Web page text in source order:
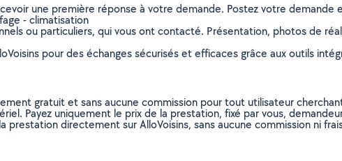
une première réponse à votre demande. Postez votre
- climatisation
ou particuliers, qui vous ont contacté. Présentation, photos de
pour des échanges sécurisés et efficaces grâce aux outils
gratuit et sans aucune commission pour tout utilisateur
Payez uniquement le prix de la prestation, fixé par vous,
prestation directement sur AlloVoisins, sans aucune commission ni